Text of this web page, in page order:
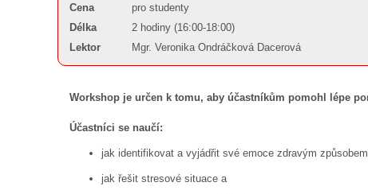
Cena
pro studenty
Délka
2 hodiny (16:00-18:00)
Lektor
Mgr. Veronika Ondráčková Dacerová
Workshop je určen k tomu, aby účastníkům pomohl lépe
Účastníci se naučí:
jak identifikovat a vyjádřit své emoce zdravým způsobem,
jak řešit stresové situace a